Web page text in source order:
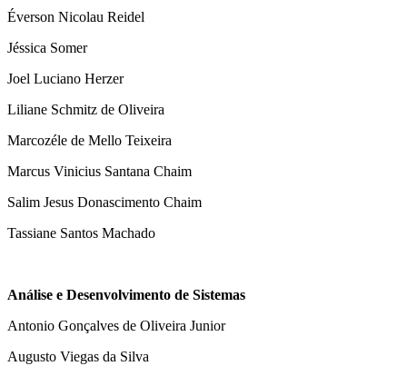
Éverson Nicolau Reidel
Jéssica Somer
Joel Luciano Herzer
Liliane Schmitz de Oliveira
Marcozéle de Mello Teixeira
Marcus Vinicius Santana Chaim
Salim Jesus Donascimento Chaim
Tassiane Santos Machado
Análise e Desenvolvimento de Sistemas
Antonio Gonçalves de Oliveira Junior
Augusto Viegas da Silva